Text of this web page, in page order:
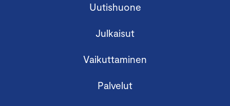
Uutishuone
Julkaisut
Vaikuttaminen
Palvelut